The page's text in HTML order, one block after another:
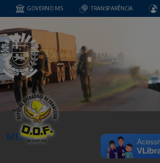
GOVERNO MS TRANSPARÊNCIA
MENU